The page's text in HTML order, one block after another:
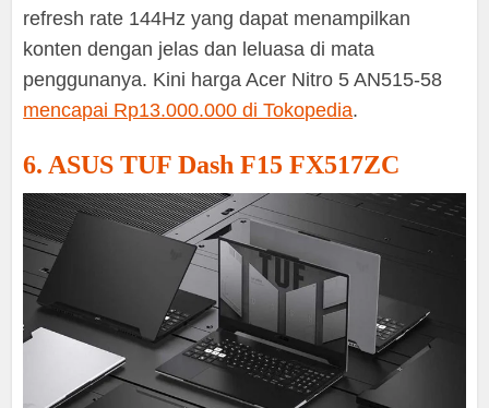
refresh rate 144Hz yang dapat menampilkan
konten dengan jelas dan leluasa di mata
penggunanya. Kini harga Acer Nitro 5 AN515-58
mencapai Rp13.000.000 di Tokopedia.
6. ASUS TUF Dash F15 FX517ZC